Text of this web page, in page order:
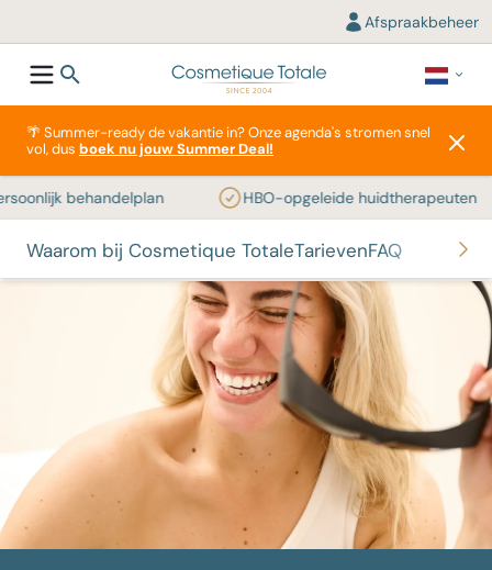
Afspraakbeheer
🌴 Summer-ready de vakantie in? Onze agenda's stromen snel
vol, dus boek nu jouw Summer Deal!
behandelplan HBO-opgeleide huidtherapeuten
Waarom bij Cosmetique TotaleTarievenFAQ